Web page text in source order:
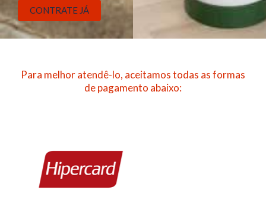
CONTRATE JÁ
Para melhor atendê-lo, aceitamos todas as formas
de pagamento abaixo: